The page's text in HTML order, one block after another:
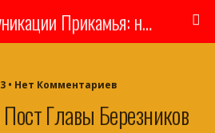
Медиакоммуникации Прикамья: новости, люди, власть
• Нет Комментариев
Главы Березников